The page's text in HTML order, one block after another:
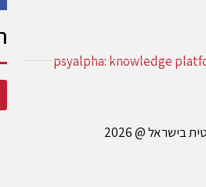
psyalpha: knowledge
@ 2026